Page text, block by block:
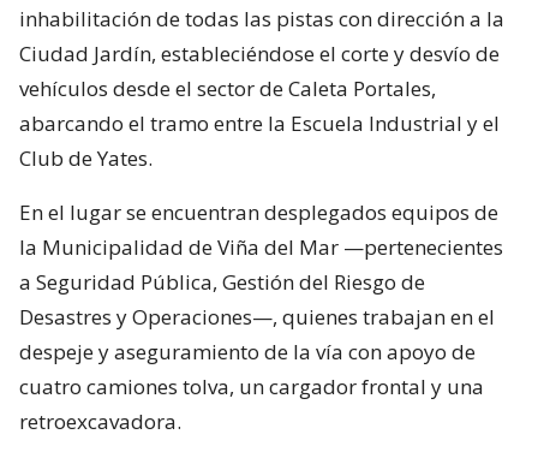
inhabilitación de todas las pistas con dirección a la
Ciudad Jardín, estableciéndose el corte y desvío de
vehículos desde el sector de Caleta Portales,
abarcando el tramo entre la Escuela Industrial y el
Club de Yates.
En el lugar se encuentran desplegados equipos de
la Municipalidad de Viña del Mar —pertenecientes
a Seguridad Pública, Gestión del Riesgo de
Desastres y Operaciones—, quienes trabajan en el
despeje y aseguramiento de la vía con apoyo de
cuatro camiones tolva, un cargador frontal y una
retroexcavadora.